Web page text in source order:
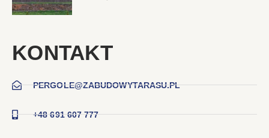
KONTAKT
PERGOLE@ZABUDOWYTARASU.PL
+48 691 607 777